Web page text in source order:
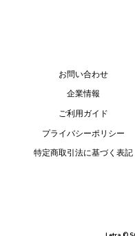
お問い合わせ
企業情報
ご利用ガイド
プライバシーポリシー
特定商取引法に基づく表記